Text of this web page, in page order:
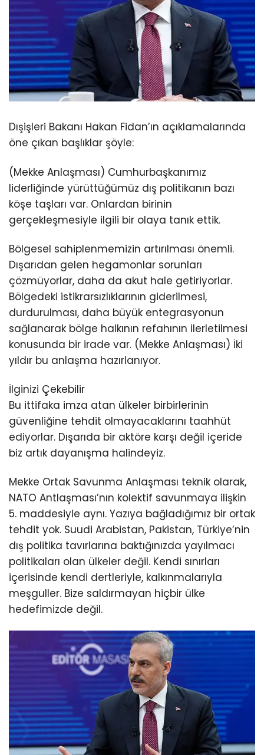
Dışişleri Bakanı Hakan Fidan’ın açıklamalarında
öne çıkan başlıklar şöyle:
(Mekke Anlaşması) Cumhurbaşkanımız
liderliğinde yürüttüğümüz dış politikanın bazı
köşe taşları var. Onlardan birinin
gerçekleşmesiyle ilgili bir olaya tanık ettik.
Bölgesel sahiplenmemizin artırılması önemli.
Dışarıdan gelen hegamonlar sorunları
çözmüyorlar, daha da akut hale getiriyorlar.
Bölgedeki istikrarsızlıklarının giderilmesi,
durdurulması, daha büyük entegrasyonun
sağlanarak bölge halkının refahının ilerletilmesi
konusunda bir irade var. (Mekke Anlaşması) İki
yıldır bu anlaşma hazırlanıyor.
İlginizi Çekebilir
Bu ittifaka imza atan ülkeler birbirlerinin
güvenliğine tehdit olmayacaklarını taahhüt
ediyorlar. Dışarıda bir aktöre karşı değil içeride
biz artık dayanışma halindeyiz.
Mekke Ortak Savunma Anlaşması teknik olarak,
NATO Antlaşması’nın kolektif savunmaya ilişkin
5. maddesiyle aynı. Yazıya bağladığımız bir ortak
tehdit yok. Suudi Arabistan, Pakistan, Türkiye’nin
dış politika tavırlarına baktığınızda yayılmacı
politikaları olan ülkeler değil. Kendi sınırları
içerisinde kendi dertleriyle, kalkınmalarıyla
meşguller. Bize saldırmayan hiçbir ülke
hedefimizde değil.